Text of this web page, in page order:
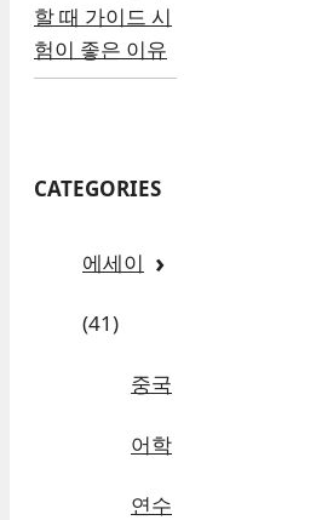
할 때 가이드 시
험이 좋은 이유
CATEGORIES
에세이
(41)
중국
어학
연수